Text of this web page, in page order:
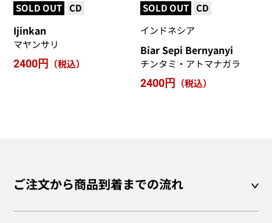
SOLD OUT CD
Ijinkan
マヤンサリ
2400円 （税込）
SOLD OUT CD
インドネシア
Biar Sepi Bernyanyi
チンタミ・アトマナガラ
2400円 （税込）
ご注文から商品到着までの流れ